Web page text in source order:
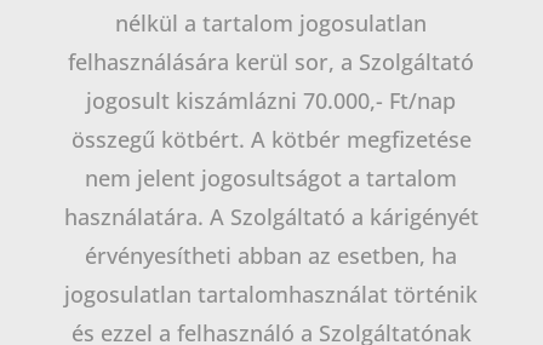
nélkül a tartalom jogosulatlan
felhasználására kerül sor, a Szolgáltató
jogosult kiszámlázni 70.000,- Ft/nap
összegű kötbért. A kötbér megfizetése
nem jelent jogosultságot a tartalom
használatára. A Szolgáltató a kárigényét
érvényesítheti abban az esetben, ha
jogosulatlan tartalomhasználat történik
és ezzel a felhasználó a Szolgáltatónak